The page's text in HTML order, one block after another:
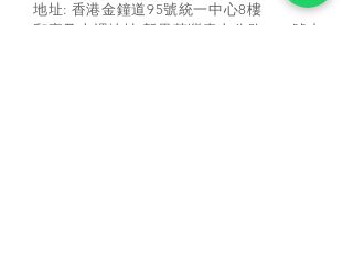
地址: 香港金鐘道95號統一中心8樓
郵寄及上課地址:新界荃灣青山公路388 號中